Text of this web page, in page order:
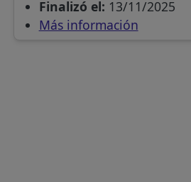
Finalizó el: 13/11/2025
Más información